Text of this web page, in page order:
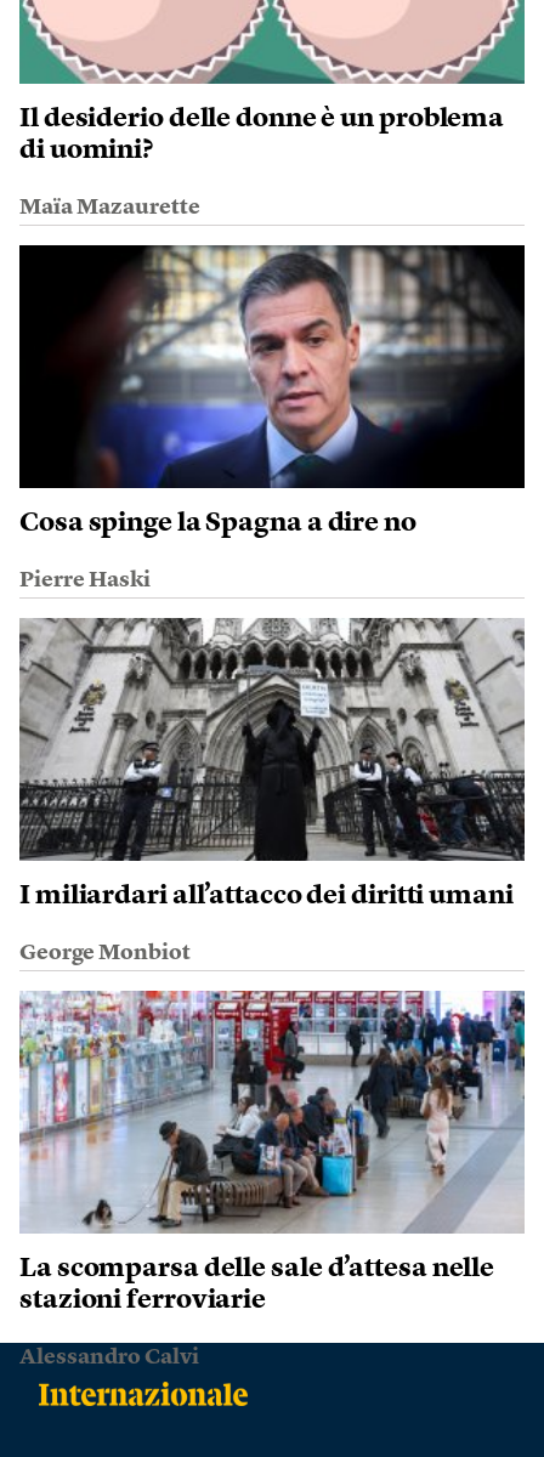
Il desiderio delle donne è un problema
di uomini?
Maïa Mazaurette
Cosa spinge la Spagna a dire no
Pierre Haski
I miliardari all’attacco dei diritti umani
George Monbiot
La scomparsa delle sale d’attesa nelle
stazioni ferroviarie
Alessandro Calvi